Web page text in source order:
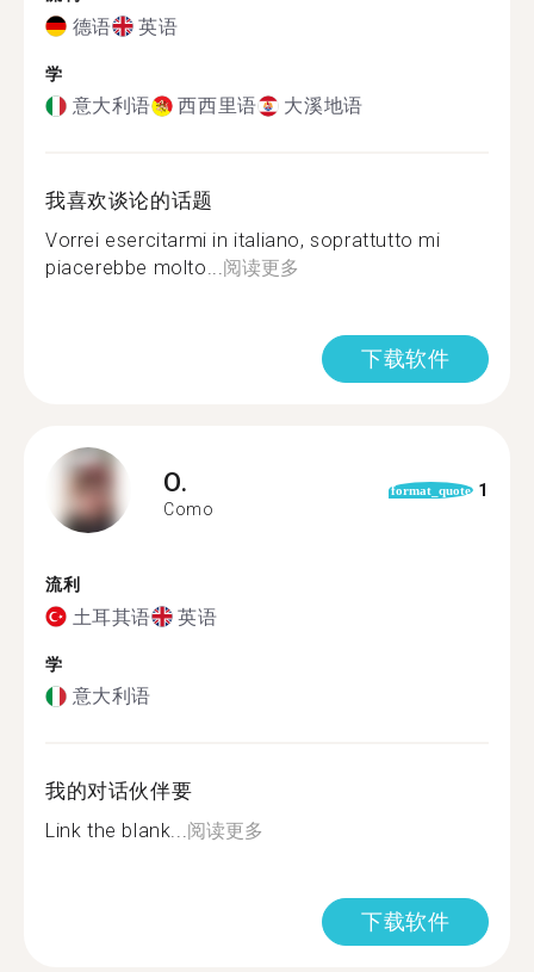
德语 英语
学
意大利语 西西里语 大溪地语
我喜欢谈论的话题
Vorrei esercitarmi in italiano, soprattutto mi
piacerebbe molto...阅读更多
下载软件
O.
Como
format_quote 1
流利
土耳其语 英语
学
意大利语
我的对话伙伴要
Link the blank...阅读更多
下载软件